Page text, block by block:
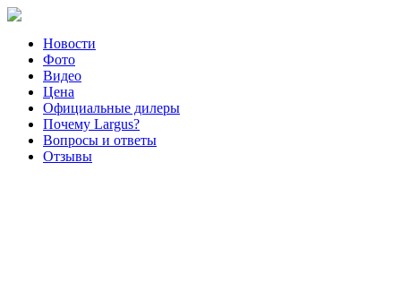
Новости
Фото
Видео
Цена
Официальные дилеры
Почему Largus?
Вопросы и ответы
Отзывы